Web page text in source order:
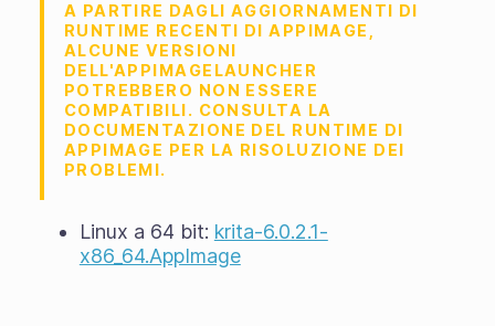
A PARTIRE DAGLI AGGIORNAMENTI DI
RUNTIME RECENTI DI APPIMAGE,
ALCUNE VERSIONI
DELL'APPIMAGELAUNCHER
POTREBBERO NON ESSERE
COMPATIBILI. CONSULTA LA
DOCUMENTAZIONE DEL RUNTIME DI
APPIMAGE PER LA RISOLUZIONE DEI
PROBLEMI.
Linux a 64 bit: krita-6.0.2.1-
x86_64.AppImage